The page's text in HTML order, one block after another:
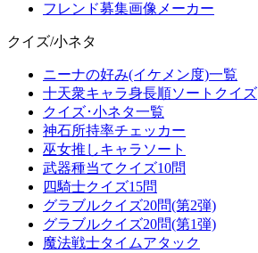
フレンド募集画像メーカー
クイズ/小ネタ
ニーナの好み(イケメン度)一覧
十天衆キャラ身長順ソートクイズ
クイズ･小ネタ一覧
神石所持率チェッカー
巫女推しキャラソート
武器種当てクイズ10問
四騎士クイズ15問
グラブルクイズ20問(第2弾)
グラブルクイズ20問(第1弾)
魔法戦士タイムアタック